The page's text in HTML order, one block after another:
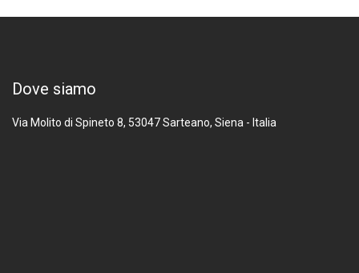
Dove siamo
Via Molito di Spineto 8, 53047Sarteano, Siena - Italia